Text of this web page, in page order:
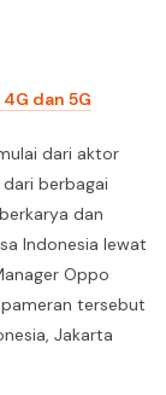
dan 5G
dari aktor
dari berbagai
dan
Indonesia lewat
Oppo
tersebut
Jakarta